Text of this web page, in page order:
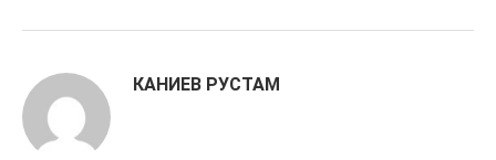
КАНИЕВ РУСТАМ